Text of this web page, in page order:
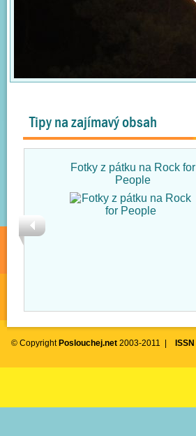
Tipy na zajímavý obsah
Fotky z pátku na Rock for
People
© Copyright Poslouchej.net 2003-2011 | ISSN